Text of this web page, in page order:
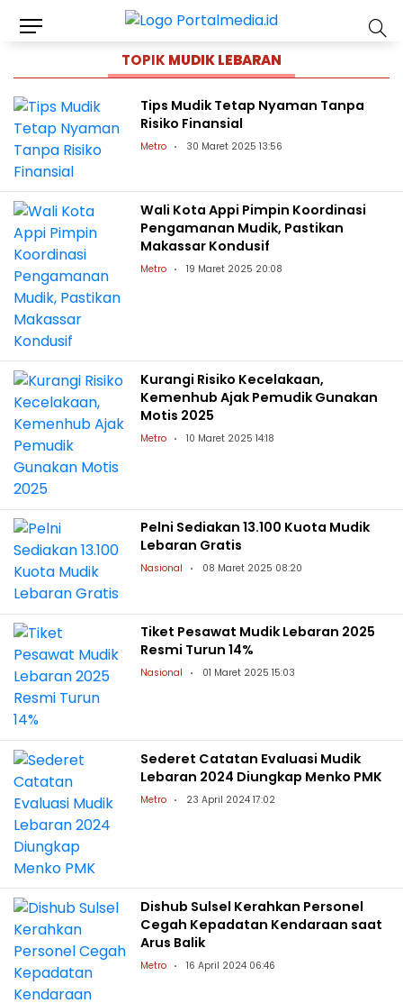
TOPIK MUDIK LEBARAN
Tips Mudik Tetap Nyaman Tanpa
Risiko Finansial
Metro 30 Maret 2025 13:56
Wali Kota Appi Pimpin Koordinasi
Pengamanan Mudik, Pastikan
Makassar Kondusif
Metro 19 Maret 2025 20:08
Kurangi Risiko Kecelakaan,
Kemenhub Ajak Pemudik Gunakan
Motis 2025
Metro 10 Maret 2025 14:18
Pelni Sediakan 13.100 Kuota Mudik
Lebaran Gratis
Nasional 08 Maret 2025 08:20
Tiket Pesawat Mudik Lebaran 2025
Resmi Turun 14%
Nasional 01 Maret 2025 15:03
Sederet Catatan Evaluasi Mudik
Lebaran 2024 Diungkap Menko PMK
Metro 23 April 2024 17:02
Dishub Sulsel Kerahkan Personel
Cegah Kepadatan Kendaraan saat
Arus Balik
Metro 16 April 2024 06:46